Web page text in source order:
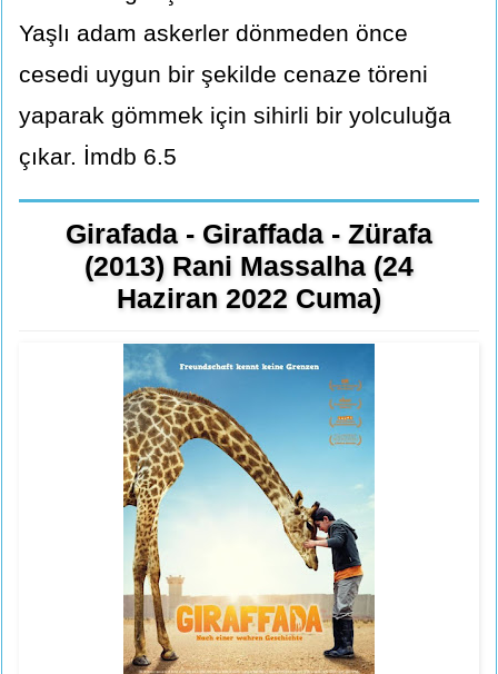
Yaşlı adam askerler dönmeden önce
cesedi uygun bir şekilde cenaze töreni
yaparak gömmek için sihirli bir yolculuğa
çıkar. İmdb 6.5
Girafada - Giraffada - Zürafa
(2013) Rani Massalha (24
Haziran 2022 Cuma)